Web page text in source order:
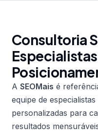
Consultoria
A SEOMais é
equipe de
personalizadas para
resultados